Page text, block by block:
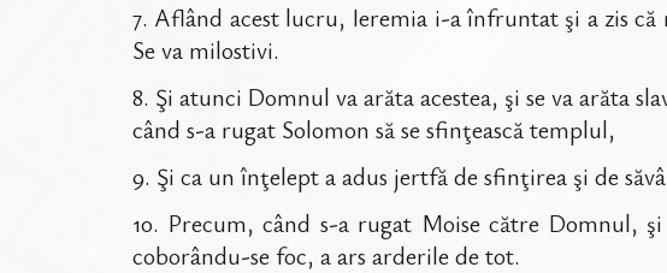
7. Aflând acest lucru, Ieremia i-a înfruntat şi a zis că
Se va milostivi.
8. Şi atunci Domnul va arăta acestea, şi se va arăta
când s-a rugat Solomon să se sfinţească templul,
9. Şi ca un înţelept a adus jertfă de sfinţirea şi de
10. Precum, când s-a rugat Moise către Domnul,
coborându-se foc, a ars arderile de tot.